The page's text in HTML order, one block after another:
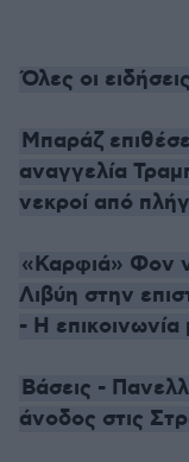
Όλες οι ειδήσεις
Μπαράζ
αναγγελία
νεκροί από
«Καρφιά» Φον
Λιβύη στην
- Η
Βάσεις -
άνοδος στις